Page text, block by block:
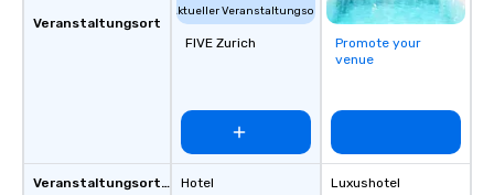
Veranstaltungsort
Veranstaltungsortstyp
Aktueller Veranstaltungsort
FIVE Zurich
Hotel
Promote your
venue
Luxushotel